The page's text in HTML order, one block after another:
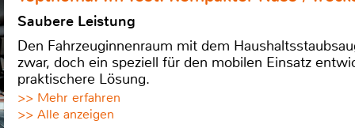
Saubere Leistung
Den Fahrzeuginnenraum mit dem
zwar, doch ein speziell für den mobilen Einsatz
praktischere Lösung.
>> Mehr erfahren
>> Alle anzeigen